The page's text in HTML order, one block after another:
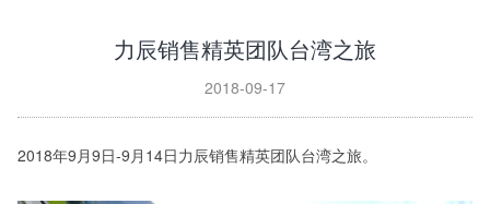
力辰销售精英团队台湾之旅
2018-09-17
2018年9月9日-9月14日力辰销售精英团队台湾之旅。